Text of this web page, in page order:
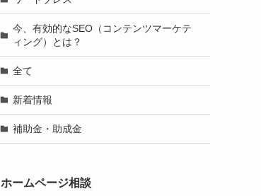
今、有効的なSEO（コンテンツマーケテ
ィング）とは？
全て
新着情報
補助金・助成金
ホームページ相談